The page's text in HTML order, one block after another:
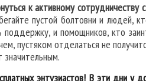
к активному сотрудничеству
пустой болтовни и людей,
и помощников, кто
пустяком отделаться не
значительным.
энтузиастов! В эти дни у